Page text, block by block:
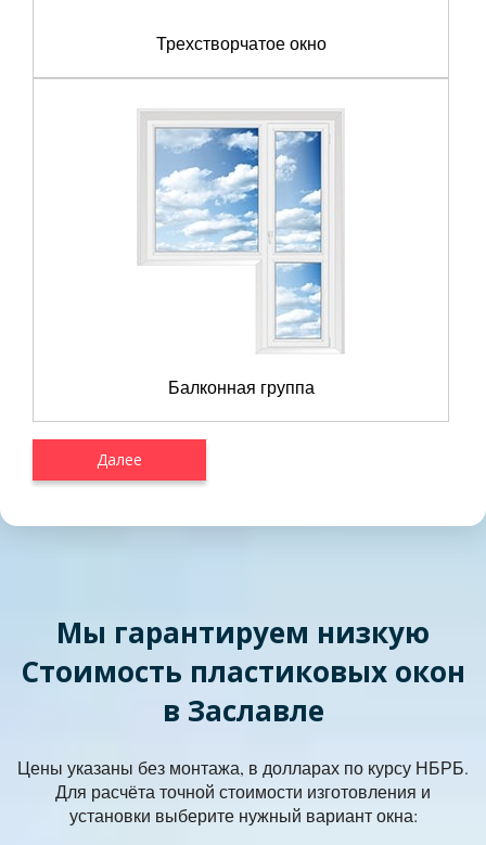
Трехстворчатое окно
Балконная группа
Далее
Мы гарантируем низкую
Стоимость пластиковых окон
в Заславле
Цены указаны без монтажа, в долларах по курсу НБРБ.
Для расчёта точной стоимости изготовления и
установки выберите нужный вариант окна: